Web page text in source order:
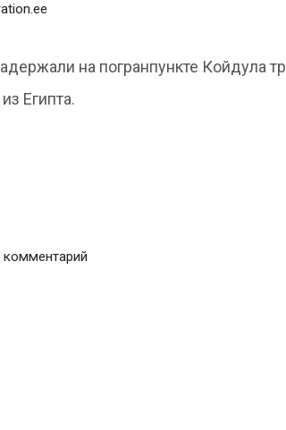
на погранпункте Койдула
Египта.
комментарий